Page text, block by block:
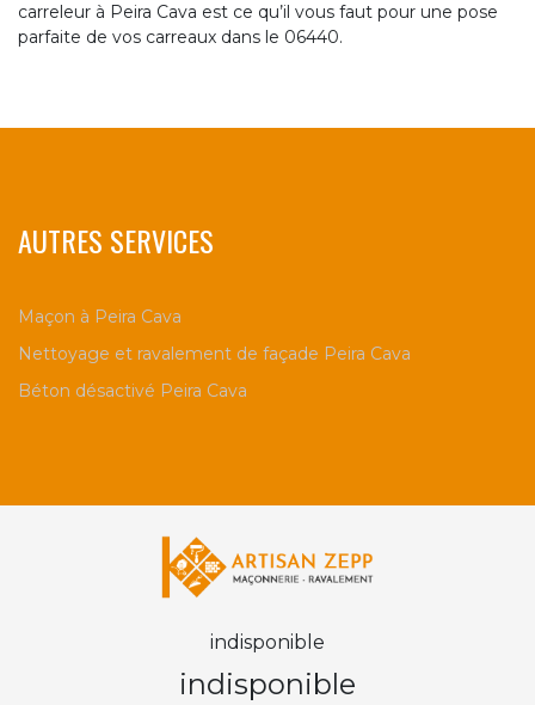
carreleur à Peira Cava est ce qu’il vous faut pour une pose
parfaite de vos carreaux dans le 06440.
AUTRES SERVICES
Maçon à Peira Cava
Nettoyage et ravalement de façade Peira Cava
Béton désactivé Peira Cava
indisponible
indisponible